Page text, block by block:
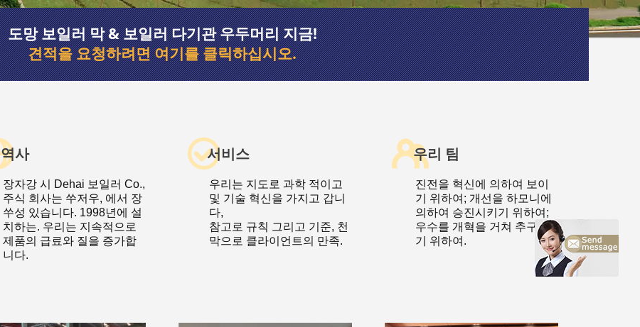
도망 보일러 막 & 보일러 다기관 우두머리 지금!
견적을 요청하려면 여기를 클릭하십시오.
역사
장자강 시 Dehai 보일러 Co.,
주식 회사는 쑤저우, 에서 장
쑤성 있습니다. 1998년에 설
치하는. 우리는 지속적으로
제품의 급료와 질을 증가합
니다.
서비스
우리는 지도로 과학 적이고
및 기술 혁신을 가지고 갑니
다,
참고로 규칙 그리고 기준, 천
막으로 클라이언트의 만족.
우리 팀
진전을 혁신에 의하여 보이
기 위하여; 개선을 하모니에
의하여 승진시키기 위하여;
우수를 개혁을 거쳐 추구하
기 위하여.